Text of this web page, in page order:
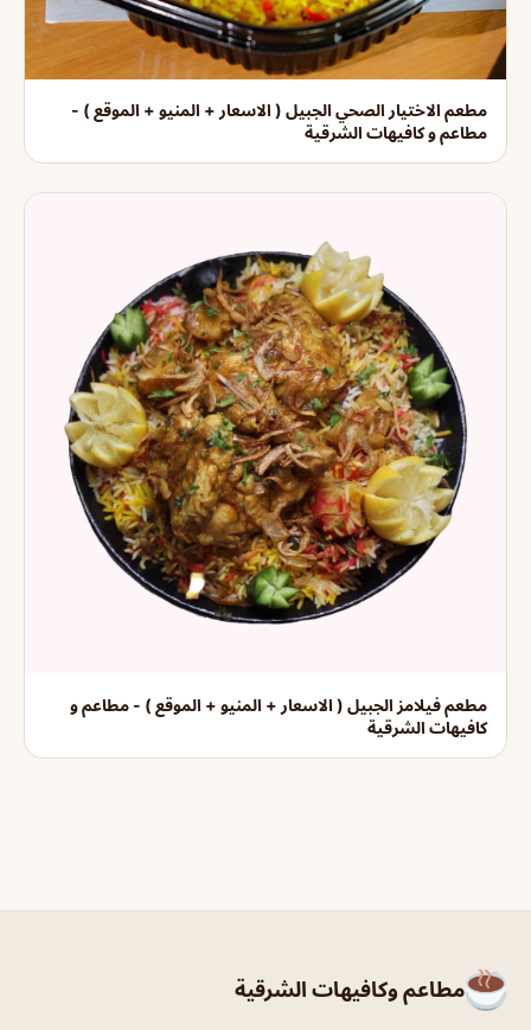
مطعم الاختيار الصحي الجبيل ( الاسعار + المنيو + الموقع ) -
مطاعم و كافيهات الشرقية
مطعم فيلامز الجبيل ( الاسعار + المنيو + الموقع ) - مطاعم و
كافيهات الشرقية
مطاعم وكافيهات الشرقية